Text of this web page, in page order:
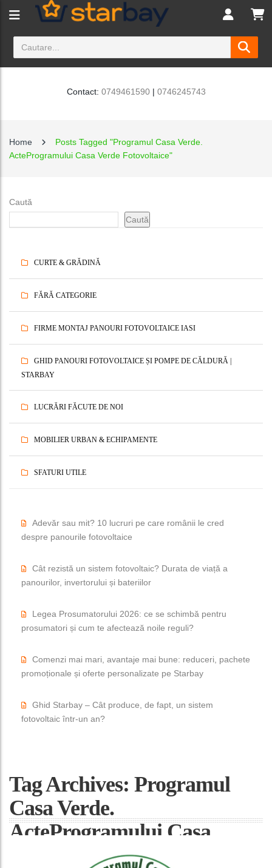
Contact: 0749461590| 0746245743
Home
Posts Tagged "Programul Casa Verde.
ActeProgramului Casa Verde Fotovoltaice"
Caută
Caută
CURTE & GRĂDINĂ
FĂRĂ CATEGORIE
FIRME MONTAJ PANOURI FOTOVOLTAICE IASI
GHID PANOURI FOTOVOLTAICE ȘI POMPE DE CĂLDURĂ |
STARBAY
LUCRĂRI FĂCUTE DE NOI
MOBILIER URBAN & ECHIPAMENTE
SFATURI UTILE
Adevăr sau mit? 10 lucruri pe care românii le cred
despre panourile fotovoltaice
Cât rezistă un sistem fotovoltaic? Durata de viață a
panourilor, invertorului și bateriilor
Legea Prosumatorului 2026: ce se schimbă pentru
prosumatori și cum te afectează noile reguli?
Comenzi mai mari, avantaje mai bune: reduceri, pachete
promoționale și oferte personalizate pe Starbay
Ghid Starbay – Cât produce, de fapt, un sistem
fotovoltaic într-un an?
Tag Archives: Programul
Casa Verde.
ActeProgramului Casa
Verde Fotovoltaice